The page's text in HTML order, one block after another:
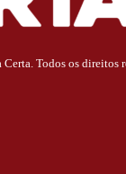
Todos os direitos